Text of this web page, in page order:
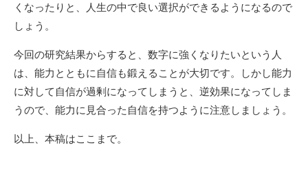
くなったりと、人生の中で良い選択ができるようになるので
しょう。
今回の研究結果からすると、数字に強くなりたいという人
は、能力とともに自信も鍛えることが大切です。しかし能力
に対して自信が過剰になってしまうと、逆効果になってしま
うので、能力に見合った自信を持つように注意しましょう。
以上、本稿はここまで。